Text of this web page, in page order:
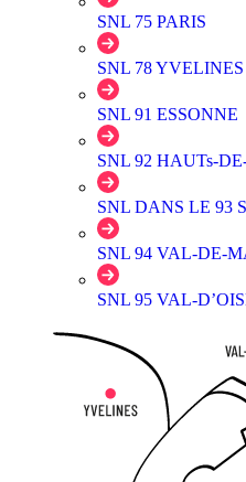
SNL 75 PARIS
SNL 78 YVELINES
SNL 91 ESSONNE
SNL 92 HAUTs-
SNL DANS LE 93
SNL 94 VAL-DE-
SNL 95 VAL-